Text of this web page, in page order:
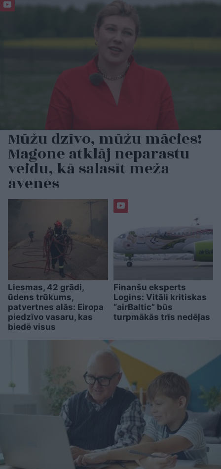
Mūžu dzīvo, mūžu mācies!
Magone atklāj neparastu
veidu, kā salasīt meža
avenes
Liesmas, 42 grādi,
ūdens trūkums,
patvertnes alās: Eiropa
piedzīvo vasaru, kas
biedē visus
Finanšu eksperts
Logins: Vitāli kritiskas
“airBaltic” būs
turpmākās trīs nedēļas